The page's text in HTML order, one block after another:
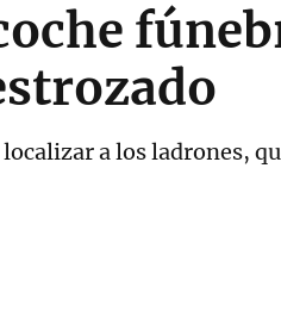
a los ladrones,